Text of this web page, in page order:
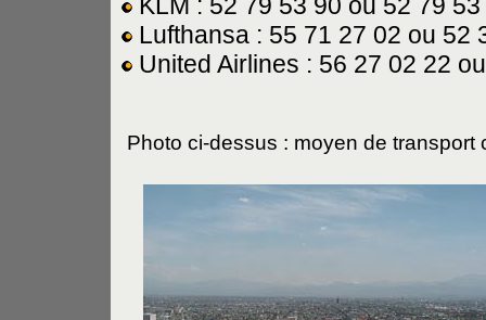
KLM : 52 79 53 90 ou 52 79
Lufthansa : 55 71 27 02 ou 52
United Airlines : 56 27 02 22
Photo ci-dessus : moyen de transport